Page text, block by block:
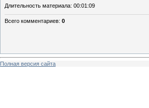
Длительность материала: 00:01:09
Всего комментариев: 0
Полная версия сайта